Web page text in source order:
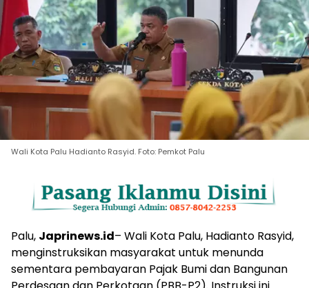
Wali Kota Palu Hadianto Rasyid. Foto: Pemkot Palu
Palu, Japrinews.id– Wali Kota Palu, Hadianto Rasyid,
menginstruksikan masyarakat untuk menunda
sementara pembayaran Pajak Bumi dan Bangunan